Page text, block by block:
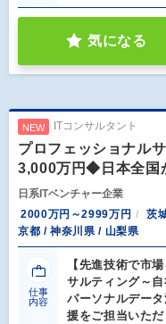
気になる
NEW ITコンサルタント
プロフェッショナル
3,000万円◆日本全国
日系ITベンチャー企業
2000万円～2999万円
茨
京都 / 神奈川県 / 山梨県
仕事
内容
【先進技術で市
サルティング～
パーソナルデー
援をご担当いただ